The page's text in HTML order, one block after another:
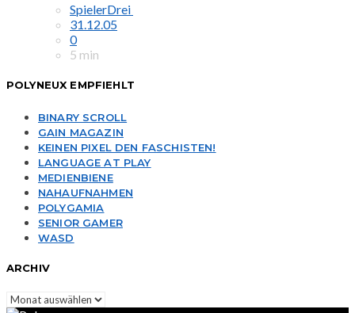
SpielerDrei
31.12.05
0
5 min
POLYNEUX EMPFIEHLT
BINARY SCROLL
GAIN MAGAZIN
KEINEN PIXEL DEN FASCHISTEN!
LANGUAGE AT PLAY
MEDIENBIENE
NAHAUFNAHMEN
POLYGAMIA
SENIOR GAMER
WASD
ARCHIV
Archiv